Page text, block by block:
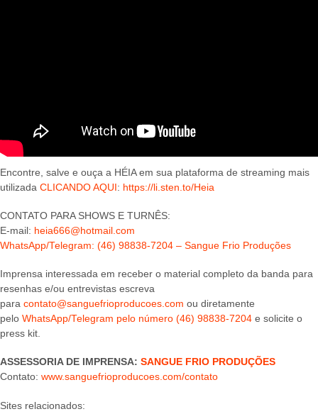
Encontre, salve e ouça a HÉIA em sua plataforma de streaming mais
utilizada CLICANDO AQUI : https://li.sten.to/Heia
CONTATO PARA SHOWS E TURNÊS:
E-mail: heia666@hotmail.com
WhatsApp/Telegram: (46) 98838-7204 – Sangue Frio Produções
Imprensa interessada em receber o material completo da banda para
resenhas e/ou entrevistas escreva
para contato@sanguefrioproducoes.com ou diretamente
pelo WhatsApp/Telegram pelo número (46) 98838-7204 e solicite o
press kit.
ASSESSORIA DE IMPRENSA: SANGUE FRIO PRODUÇÕES
Contato: www.sanguefrioproducoes.com/contato
Sites relacionados: